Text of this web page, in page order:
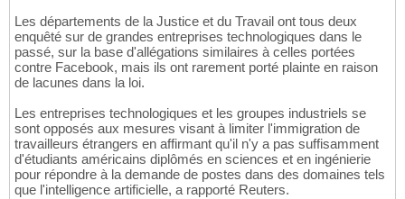
Les départements de la Justice et du Travail ont tous deux
enquêté sur de grandes entreprises technologiques dans le
passé, sur la base d'allégations similaires à celles portées
contre Facebook, mais ils ont rarement porté plainte en raison
de lacunes dans la loi.
Les entreprises technologiques et les groupes industriels se
sont opposés aux mesures visant à limiter l'immigration de
travailleurs étrangers en affirmant qu'il n'y a pas suffisamment
d'étudiants américains diplômés en sciences et en ingénierie
pour répondre à la demande de postes dans des domaines tels
que l'intelligence artificielle, a rapporté Reuters.